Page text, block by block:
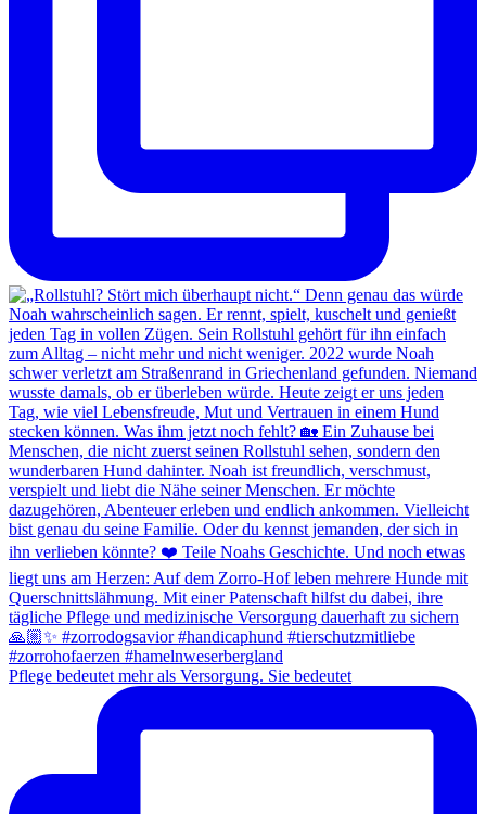
Pflege bedeutet mehr als Versorgung. Sie bedeutet